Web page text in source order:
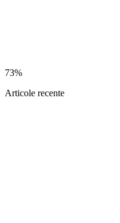
73%
Articole recente